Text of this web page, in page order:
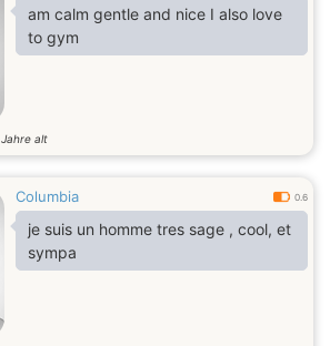
am calm gentle and nice I also love
to gym
Jahre alt
Columbia 0.6
je suis un homme tres sage , cool, et
sympa